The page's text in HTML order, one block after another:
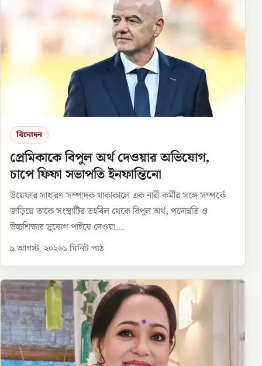
বিনোদন
প্রেমিকাকে বিপুল অর্থ দেওয়ার অভিযোগ,
চাপে ফিফা সভাপতি ইনফান্তিনো
উয়েফার সাধারণ সম্পাদক থাকাকালে এক নারী কর্মীর সঙ্গে সম্পর্কে
জড়িয়ে তাকে সংস্থাটির তহবিল থেকে বিপুল অর্থ, পদোন্নতি ও
উচ্চশিক্ষার সুযোগ পাইয়ে দেওয়া...
৯ আগস্ট, ২০২৬১ মিনিট পাঠ